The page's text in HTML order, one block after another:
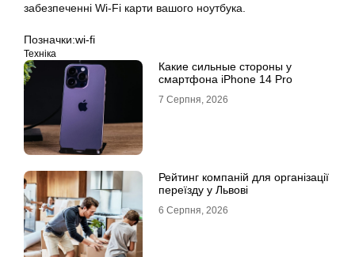
забезпеченні Wi-Fi карти вашого ноутбука.
Позначки:wi-fi
Техніка
Какие сильные стороны у
смартфона iPhone 14 Pro
7 Серпня, 2026
Рейтинг компаній для організації
переїзду у Львові
6 Серпня, 2026